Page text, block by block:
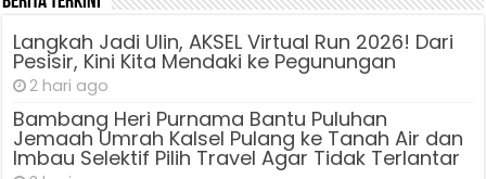
Langkah Jadi Ulin, AKSEL Virtual Run 2026! Dari
Pesisir, Kini Kita Mendaki ke Pegunungan
2 hari ago
Bambang Heri Purnama Bantu Puluhan
Jemaah Umrah Kalsel Pulang ke Tanah Air dan
Imbau Selektif Pilih Travel Agar Tidak Terlantar